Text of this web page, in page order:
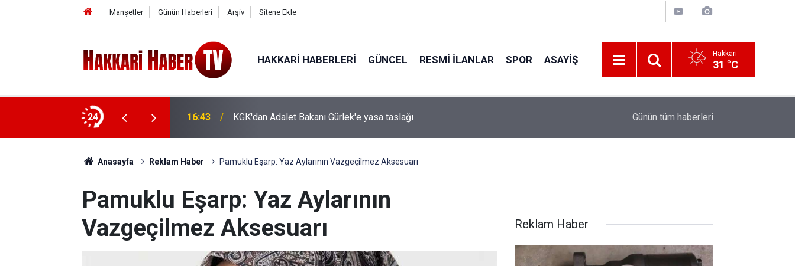
Manşetler Günün Haberleri Arşiv Sitene Ekle
HAKKARI HABERLERI GÜNCEL RESMI İLANLAR SPOR ASAYIŞ Hakkari
31 °C
24 16:43 KGK'dan Adalet Bakanı Gürlek'e yasa taslağı Türkiye'den Stratejik savunma adımı
Günün tüm haberleri
Anasayfa Reklam Haber Pamuklu Eşarp: Yaz Aylarının Vazgeçilmez Aksesuarı
Pamuklu Eşarp: Yaz Aylarının
Vazgeçilmez Aksesuarı
Reklam Haber